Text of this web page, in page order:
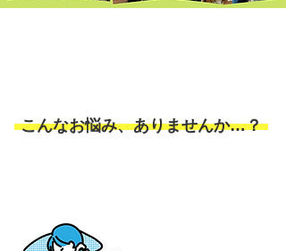
​こんなお悩み、ありませんか…？